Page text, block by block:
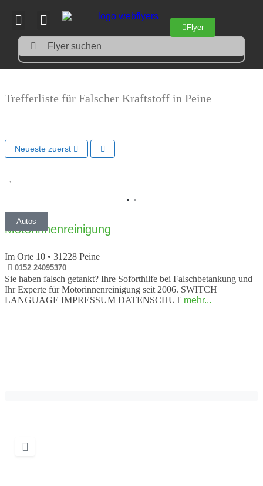
Flyer
Flyer suchen
Trefferliste für Falscher Kraftstoff in Peine
Neueste zuerst
Autos
Motorinnenreinigung
Im Orte 10 • 31228 Peine
0152 24095370
Sie haben falsch getankt? Ihre Soforthilfe bei Falschbetankung und
Ihr Experte für Motorinnenreinigung seit 2006. SWITCH
LANGUAGE IMPRESSUM DATENSCHUT mehr...